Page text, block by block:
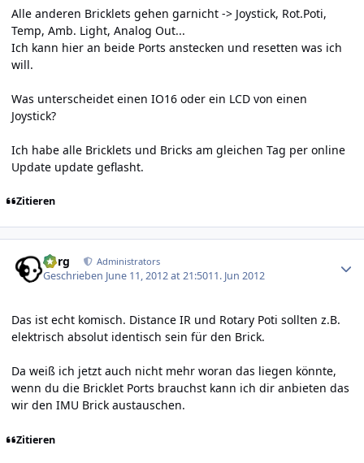
Alle anderen Bricklets gehen garnicht -> Joystick, Rot.Poti,
Temp, Amb. Light, Analog Out...
Ich kann hier an beide Ports anstecken und resetten was ich
will.
Was unterscheidet einen IO16 oder ein LCD von einen
Joystick?
Ich habe alle Bricklets und Bricks am gleichen Tag per online
Update update geflasht.
Zitieren
borg Administrators
Geschrieben June 11, 2012 at 21:5011. Jun 2012
Das ist echt komisch. Distance IR und Rotary Poti sollten z.B.
elektrisch absolut identisch sein für den Brick.
Da weiß ich jetzt auch nicht mehr woran das liegen könnte,
wenn du die Bricklet Ports brauchst kann ich dir anbieten das
wir den IMU Brick austauschen.
Zitieren